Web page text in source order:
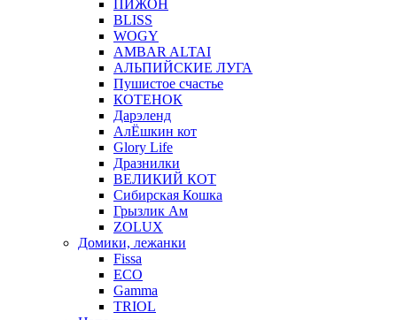
ПИЖОН
BLISS
WOGY
AMBAR ALTAI
АЛЬПИЙСКИЕ ЛУГА
Пушистое счастье
КОТЕНОК
Дарэленд
АлЁшкин кот
Glory Life
Дразнилки
ВЕЛИКИЙ КОТ
Сибирская Кошка
Грызлик Ам
ZOLUX
Домики, лежанки
Fissa
ECO
Gamma
TRIOL